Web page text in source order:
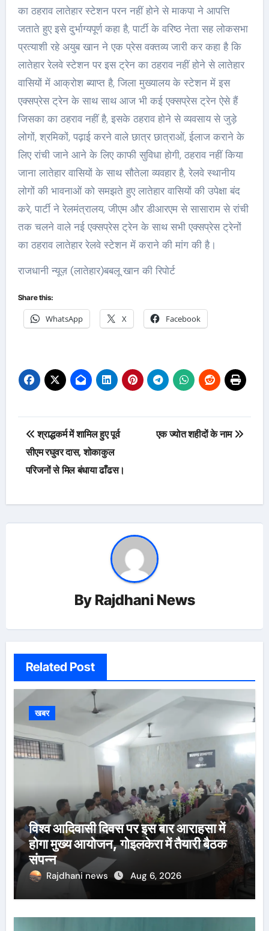
का ठहराव लातेहार स्टेशन परन नहीं होने से माकपा ने आपत्ति
जताते हुए इसे दुर्भाग्यपूर्ण कहा है, पार्टी के वरिष्ठ नेता सह लोकसभा
प्रत्याशी रहे अयुब खान ने एक प्रेस वक्तव्य जारी कर कहा है कि
लातेहार रेलवे स्टेशन पर इस ट्रेन का ठहराव नहीं होने से लातेहार
वासियों में आक्रोश ब्याप्त है, जिला मुख्यालय के स्टेशन में इस
एक्सप्रेस ट्रेन के साथ साथ आज भी कई एक्सप्रेस ट्रेन ऐसे हैं
जिसका का ठहराव नहीं है, इसके ठहराव होने से व्यवसाय से जुड़े
लोगों, श्रमिकों, पढ़ाई करने वाले छात्र छात्राओं, ईलाज कराने के
लिए रांची जाने आने के लिए काफी सुविधा होगी, ठहराव नहीं किया
जाना लातेहार वासियों के साथ सौतेला व्यवहार है, रेलवे स्थानीय
लोगों की भावनाओं को समझते हुए लातेहार वासियों की उपेक्षा बंद
करे, पार्टी ने रेलमंत्रालय, जीएम और डीआरएम से सासाराम से रांची
तक चलने वाले नई एक्सप्रेस ट्रेन के साथ सभी एक्सप्रेस ट्रेनों
का ठहराव लातेहार रेलवे स्टेशन में कराने की मांग की है।
राजधानी न्यूज़ (लातेहार)बबलू खान की रिपोर्ट
Share this:
WhatsApp X Facebook
Post
navigation
श्राद्धकर्म में शामिल हुए पूर्व
सीएम रघुवर दास, शोकाकुल
परिजनों से मिल बंधाया ढाँढस।
एक ज्योत शहीदों के नाम
By Rajdhani News
Related Post
खबर
विश्व आदिवासी दिवस पर इस बार आराहसा में
होगा मुख्य आयोजन, गोइलकेरा में तैयारी बैठक
संपन्न
Rajdhani news Aug 6, 2026